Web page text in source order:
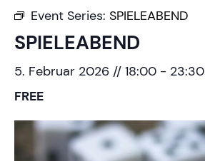
Event Series: SPIELEABEND
SPIELEABEND
5. Februar 2026 // 18:00 - 23:30
FREE